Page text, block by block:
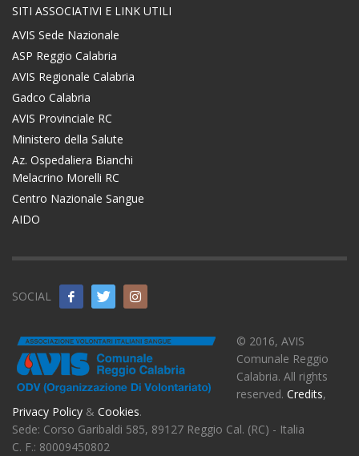
SITI ASSOCIATIVI E LINK UTILI
AVIS Sede Nazionale
ASP Reggio Calabria
AVIS Regionale Calabria
Gadco Calabria
AVIS Provinciale RC
Ministero della Salute
Az. Ospedaliera Bianchi
Melacrino Morelli RC
Centro Nazionale Sangue
AIDO
SOCIAL
© 2016, AVIS
Comunale Reggio
Calabria. All rights
reserved. Credits,
Privacy Policy & Cookies.
Sede: Corso Garibaldi 585, 89127 Reggio Cal. (RC) - Italia
C. F.: 80009450802